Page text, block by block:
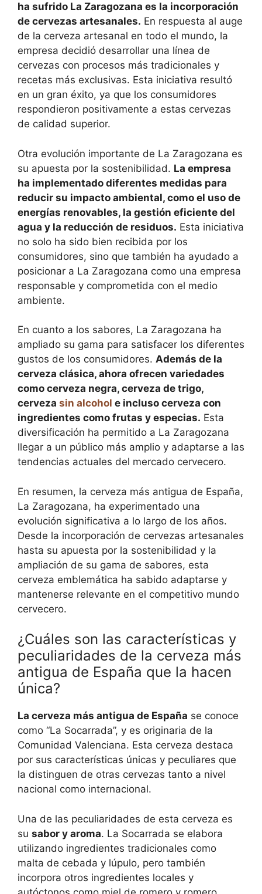
ha sufrido La Zaragozana es la incorporación
de cervezas artesanales. En respuesta al auge
de la cerveza artesanal en todo el mundo, la
empresa decidió desarrollar una línea de
cervezas con procesos más tradicionales y
recetas más exclusivas. Esta iniciativa resultó
en un gran éxito, ya que los consumidores
respondieron positivamente a estas cervezas
de calidad superior.
Otra evolución importante de La Zaragozana es
su apuesta por la sostenibilidad. La empresa
ha implementado diferentes medidas para
reducir su impacto ambiental, como el uso de
energías renovables, la gestión eficiente del
agua y la reducción de residuos. Esta iniciativa
no solo ha sido bien recibida por los
consumidores, sino que también ha ayudado a
posicionar a La Zaragozana como una empresa
responsable y comprometida con el medio
ambiente.
En cuanto a los sabores, La Zaragozana ha
ampliado su gama para satisfacer los diferentes
gustos de los consumidores. Además de la
cerveza clásica, ahora ofrecen variedades
como cerveza negra, cerveza de trigo,
cerveza sin alcohol e incluso cerveza con
ingredientes como frutas y especias. Esta
diversificación ha permitido a La Zaragozana
llegar a un público más amplio y adaptarse a las
tendencias actuales del mercado cervecero.
En resumen, la cerveza más antigua de España,
La Zaragozana, ha experimentado una
evolución significativa a lo largo de los años.
Desde la incorporación de cervezas artesanales
hasta su apuesta por la sostenibilidad y la
ampliación de su gama de sabores, esta
cerveza emblemática ha sabido adaptarse y
mantenerse relevante en el competitivo mundo
cervecero.
¿Cuáles son las características y
peculiaridades de la cerveza más
antigua de España que la hacen
única?
La cerveza más antigua de España se conoce
como “La Socarrada”, y es originaria de la
Comunidad Valenciana. Esta cerveza destaca
por sus características únicas y peculiares que
la distinguen de otras cervezas tanto a nivel
nacional como internacional.
Una de las peculiaridades de esta cerveza es
su sabor y aroma. La Socarrada se elabora
utilizando ingredientes tradicionales como
malta de cebada y lúpulo, pero también
incorpora otros ingredientes locales y